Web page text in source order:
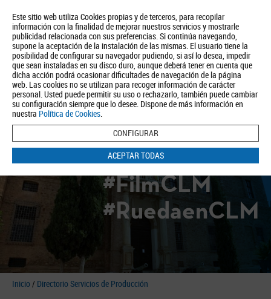
Este sitio web utiliza Cookies propias y de terceros, para recopilar
información con la finalidad de mejorar nuestros servicios y mostrarle
publicidad relacionada con sus preferencias. Si continúa navegando,
supone la aceptación de la instalación de las mismas. El usuario tiene la
posibilidad de configurar su navegador pudiendo, si así lo desea, impedir
que sean instaladas en su disco duro, aunque deberá tener en cuenta que
dicha acción podrá ocasionar dificultades de navegación de la página
web. Las cookies no se utilizan para recoger información de carácter
personal. Usted puede permitir su uso o rechazarlo, también puede cambiar
su configuración siempre que lo desee. Dispone de más información en
nuestra Política de Cookies.
CONFIGURAR
ACEPTAR TODAS
Quiénes somos Turismo Política de Privacidad Aviso Legal
Política de Cookies
BUSCAR
#FilmCLM
#RuedaenCLM
Inicio / Directorio Servicios de Producción